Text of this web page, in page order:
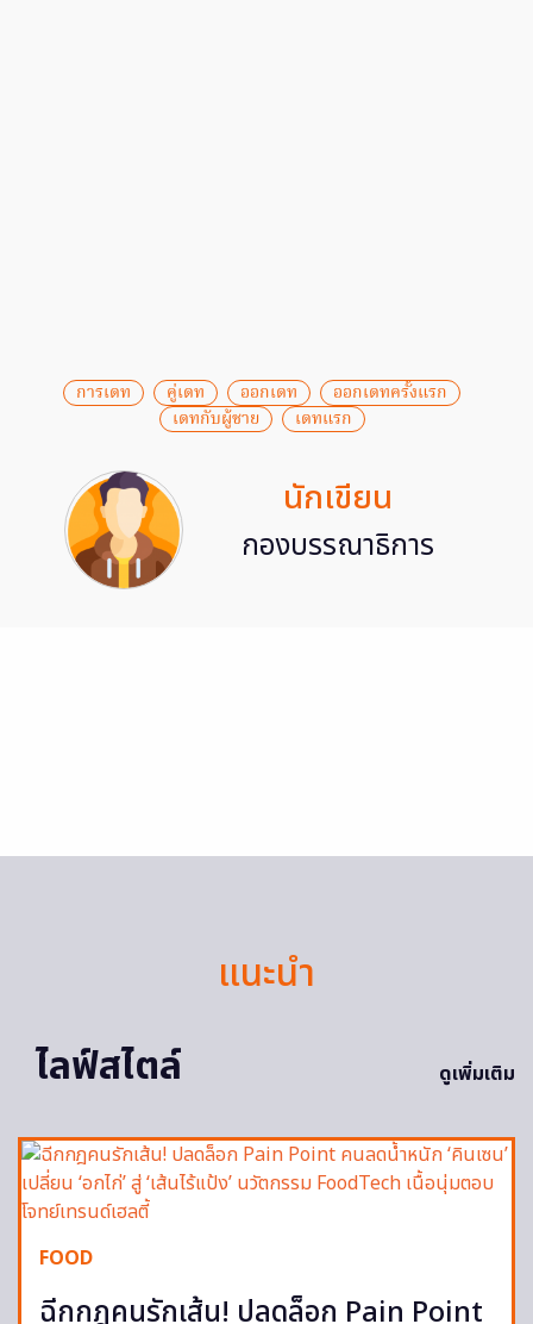
การเดท คู่เดท ออกเดท
ออกเดทครั้งแรก
เดทกับผู้ชาย
เดทแรก
นักเขียน
กองบรรณาธิการ
แนะนำ
ไลฟ์สไตล์
ดูเพิ่มเติม
FOOD
ฉีกกฎคนรักเส้น! ปลดล็อก Pain Point